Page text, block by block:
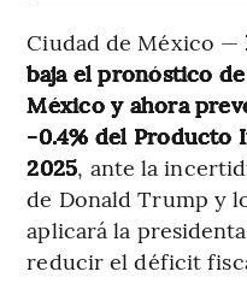
Ciudad de México —
baja el pronóstico
México y ahora
-0.4% del Producto
2025, ante la
de Donald Trump y
aplicará la
reducir el déficit